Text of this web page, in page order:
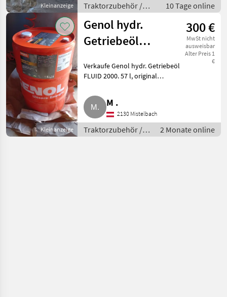
Kleinanzeige
Traktorzubehör /
Sonstiges
Traktorzubehör
10 Tage online
Kleinanzeige
Genol hydr.
Getriebeöl
300 €
MwSt nicht
ausweisbar
Alter Preis 1
€
Verkaufe Genol hydr. Getriebeöl
FLUID 2000. 57 l, original
sauber gelagert. Aktueller Preis
im Handel € 485, - Euro.
Traktorzubehör Sonstige
M .
2130 Mistelbach
Traktorzubehör /
Sonstiges
2 Monate online